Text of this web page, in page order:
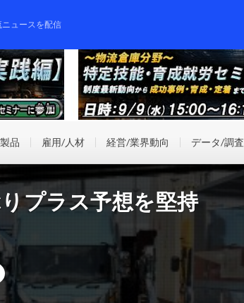
ュースを配信
品 雇用/人材 経営/業界動向 データ/調査
プラス予想を堅持